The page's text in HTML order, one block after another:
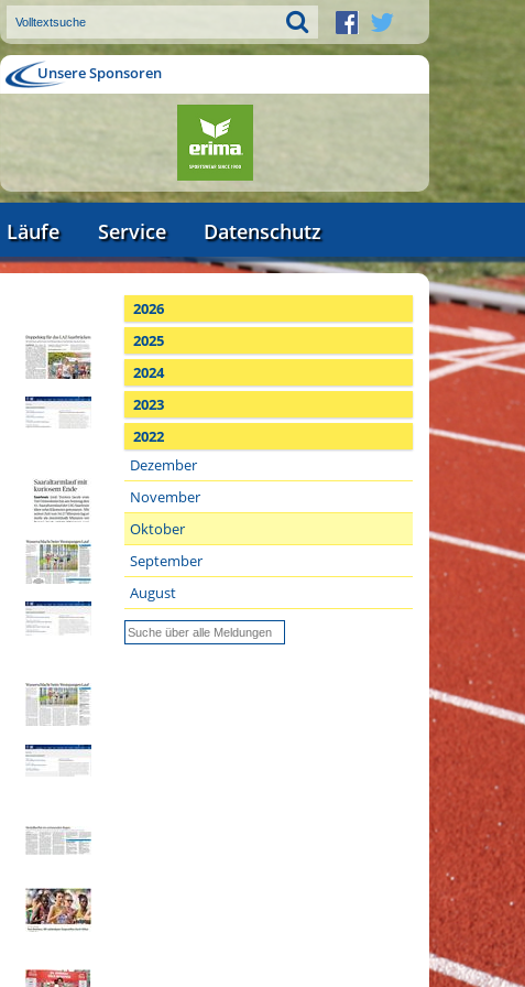
Unsere Sponsoren
Läufe Service Datenschutz
2026
2025
2024
2023
2022
Dezember
November
Oktober
September
August